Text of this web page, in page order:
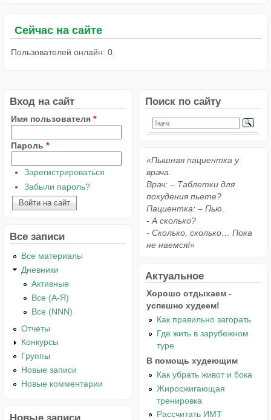
Сейчас на сайте
Пользователей онлайн: 0.
Вход на сайт
Имя пользователя *
Пароль *
Зарегистрироваться
Забыли пароль?
Все записи
Все материалы
Дневники
Активные
Все (А-Я)
Все (NNN)
Отчеты
Конкурсы
Группы
Новые записи
Новые комментарии
Новые записи
Поиск по сайту
«Пышная пациентка у
врача.
Врач: – Таблетки для
похудения пьете?
Пациентка: – Пью.
- А сколько?
- Сколько, сколько… Пока
не наемся!»
Актуальное
Хорошо отдыхаем -
успешно худеем!
Как правильно загорать
Где жить в зарубежном
туре
В помощь худеющим
Как убрать живот и бока
Жиросжигающая
тренировка
Рассчитать ИМТ